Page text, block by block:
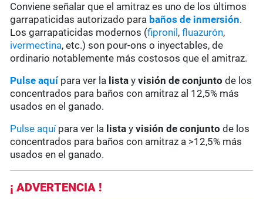
Conviene señalar que el amitraz es uno de los últimos
garrapaticidas autorizado para baños de inmersión.
Los garrapaticidas modernos (fipronil ,fluazurón,
ivermectina, etc.) son pour-ons o inyectables, de
ordinario notablemente más costosos que el amitraz.
Pulse aquípara ver la lista yvisión de conjunto de los
concentrados para baños con amitraz al 12,5% más
usados en el ganado.
Pulse aquípara ver la lista yvisión de conjunto de los
concentrados para baños con amitraz a >12,5% más
usados en el ganado.
¡ ADVERTENCIA !